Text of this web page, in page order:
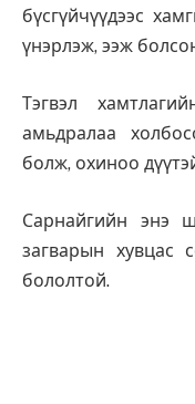
бүсгүйчүүдээс
үнэрлэж, ээж
Тэгвэл
амьдралаа
болж, охиноо
Сарнайгийн энэ
загварын хувцас
бололтой.